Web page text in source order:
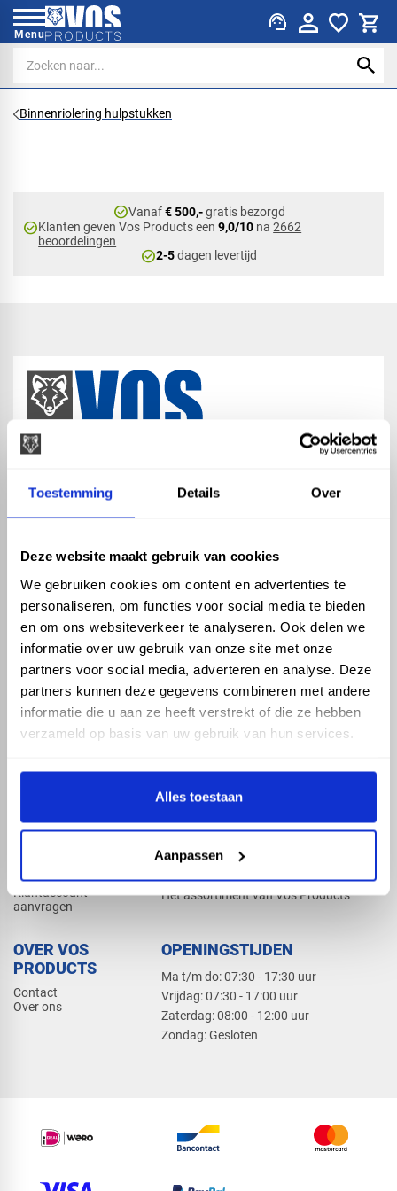
Toestemming Details Over
Deze website maakt gebruik van cookies
We gebruiken cookies om content en advertenties te
personaliseren, om functies voor social media te bieden
en om ons websiteverkeer te analyseren. Ook delen we
informatie over uw gebruik van onze site met onze
partners voor social media, adverteren en analyse. Deze
partners kunnen deze gegevens combineren met andere
informatie die u aan ze heeft verstrekt of die ze hebben
verzameld op basis van uw gebruik van hun services.
Alles toestaan
Aanpassen
Menu support_agent
Binnenriolering hulpstukken
check_circleVanaf€ 500,-gratis bezorgd
check_circleKlanten geven Vos Products een9,0/10 na2662
beoordelingen
check_circle2-5dagen levertijd
ASSORTIMENT
Hemelwaterafvoer
Drukleiding
Beregening
Dak en gevel
KENNIS EN HULP
Klantenservice
Kennisbank
Klantaccount
aanvragen
PRODUCTCATALOGUS 2026
Het assortiment van Vos Products
OVER VOS
PRODUCTS
Contact
Over ons
OPENINGSTIJDEN
Ma t/m do: 07:30 - 17:30 uur
​Vrijdag: 07:30 - 17:00 uur
​Zaterdag: 08:00 - 12:00 uur
​Zondag: Gesloten
phone_enabled +31 416 75 02 55
mail info@vosproducts.nl
check_circleDé bouwmarkt van Altena
check_circle Direct uit grote voorraad geleverd met eigen transport
check_circleLevering in NL en BE